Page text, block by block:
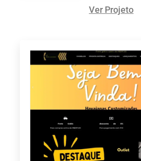
Ver Projeto